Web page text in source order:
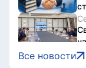
Все новости